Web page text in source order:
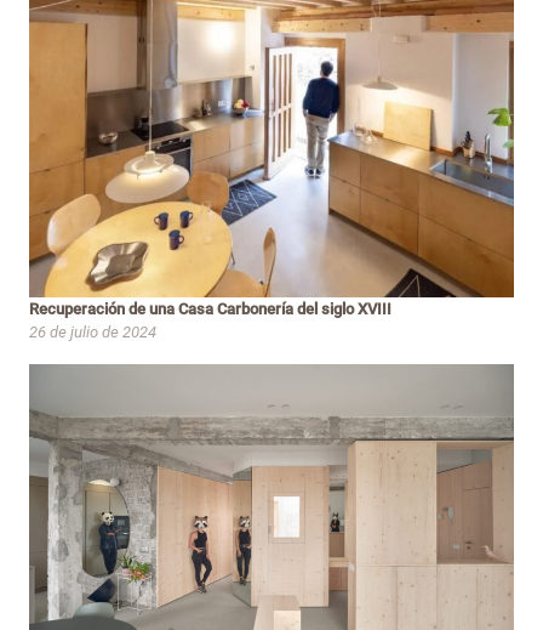
Recuperación de una Casa Carbonería del siglo XVIII
26 de julio de 2024